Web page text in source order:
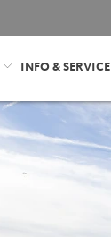
INFO & SERVICE